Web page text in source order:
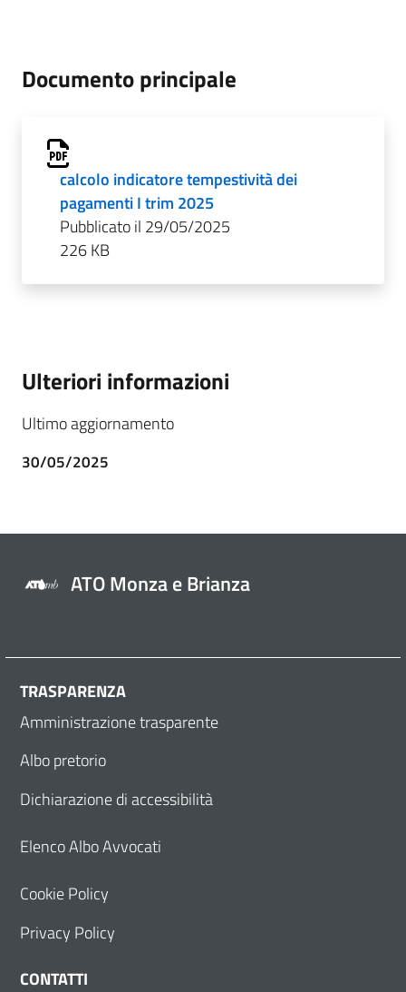
Documento principale
calcolo indicatore tempestività dei
pagamenti I trim 2025
Pubblicato il 29/05/2025
226 KB
Ulteriori informazioni
Ultimo aggiornamento
30/05/2025
ATO Monza e Brianza
TRASPARENZA
Amministrazione trasparente
Albo pretorio
Dichiarazione di accessibilità
Elenco Albo Avvocati
Cookie Policy
Privacy Policy
CONTATTI